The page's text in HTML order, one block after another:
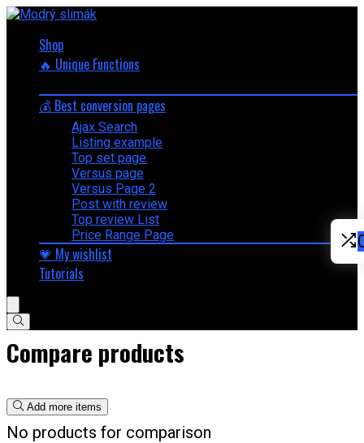
Shop
🔥 Unique Functions
💰 Best conversion pages
Ajax Search
Listing example
Top set page
Versus page
Versus Page 2
Post with review
Top review List
Price Range Page
💗 My wishlist
Tutorials
Compare products
Add more items
No products for comparison